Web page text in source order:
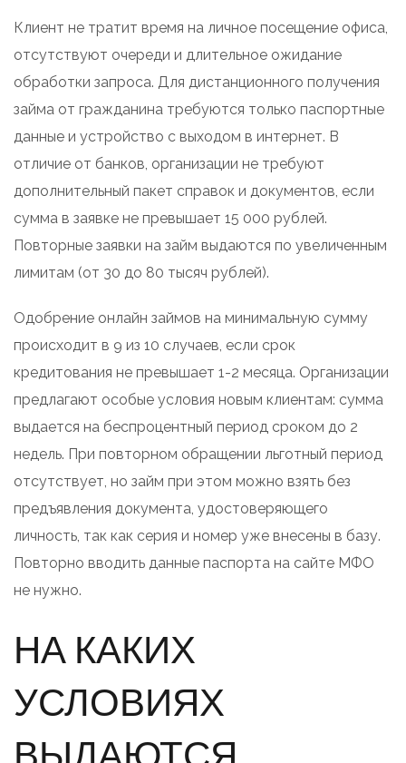
Клиент не тратит время на личное посещение офиса,
отсутствуют очереди и длительное ожидание
обработки запроса. Для дистанционного получения
займа от гражданина требуются только паспортные
данные и устройство с выходом в интернет. В
отличие от банков, организации не требуют
дополнительный пакет справок и документов, если
сумма в заявке не превышает 15 000 рублей.
Повторные заявки на займ выдаются по увеличенным
лимитам (от 30 до 80 тысяч рублей).
Одобрение онлайн займов на минимальную сумму
происходит в 9 из 10 случаев, если срок
кредитования не превышает 1-2 месяца. Организации
предлагают особые условия новым клиентам: сумма
выдается на беспроцентный период сроком до 2
недель. При повторном обращении льготный период
отсутствует, но займ при этом можно взять без
предъявления документа, удостоверяющего
личность, так как серия и номер уже внесены в базу.
Повторно вводить данные паспорта на сайте МФО
не нужно.
НА КАКИХ
УСЛОВИЯХ